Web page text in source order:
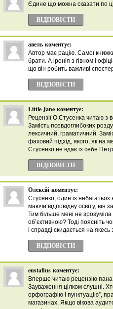
Єдине що можна сказати по
ВІДПОВІCТИ
авель коментує:
Автор має рацію. Самої
брати. А іронія з гівном і
що він робить важливі
ВІДПОВІCТИ
Little Jane коментує:
Рецензії О.Стусенка читаю з
Замість псевдоглибоких
лексичний, граматичний.
фаховий підхід, якого, як на
Стусенко не вдає із себе
ВІДПОВІCТИ
Олексій коментує:
Стусенко, один із небагатьох
маючи відповідну освіту, він
Тим більше мені не
об’єктивною? Тоді поясніть
і справді скидається на
ВІДПОВІCТИ
eustafius коментує:
Вперше читаю рецензію пана
Зауваження цілком слушні.
орфографію і пунктуацію”,
магазинах. Якщо вікова